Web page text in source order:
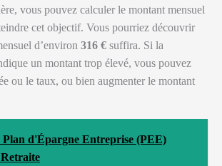
vous pouvez calculer le montant mensuel
cet objectif. Vous pourriez découvrir
d’environ 316 € suffira. Si la
un montant trop élevé, vous pouvez
ou le taux, ou bien augmenter le montant
Plan d'Épargne Entreprise (PEE)